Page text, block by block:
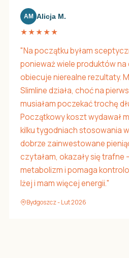
AM Alicja M.
★★★★★
"Na początku byłam
ponieważ wiele produktów
obiecuje nierealne rezultaty.
Slimline działa, choć na
musiałam poczekać trochę
Początkowy koszt wydawał
kilku tygodniach stosowania
dobrze zainwestowane
czytałam, okazały się trafne
metabolizm i pomaga
lżej i mam więcej energii."
Bydgoszcz - Lut 2026